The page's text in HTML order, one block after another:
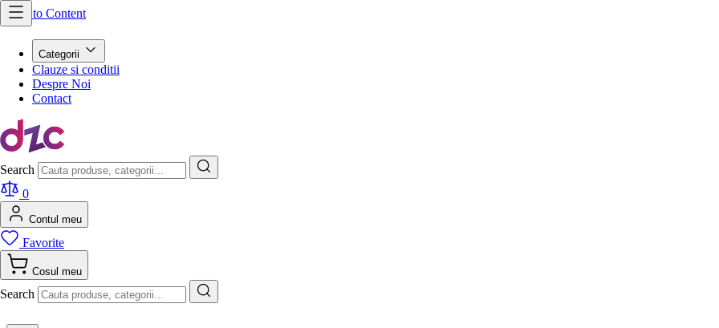
Skip to Content
Categorii
Clauze si conditii
Despre Noi
Contact
Search
0
Contul meu
Favorite
Cosul meu
Search